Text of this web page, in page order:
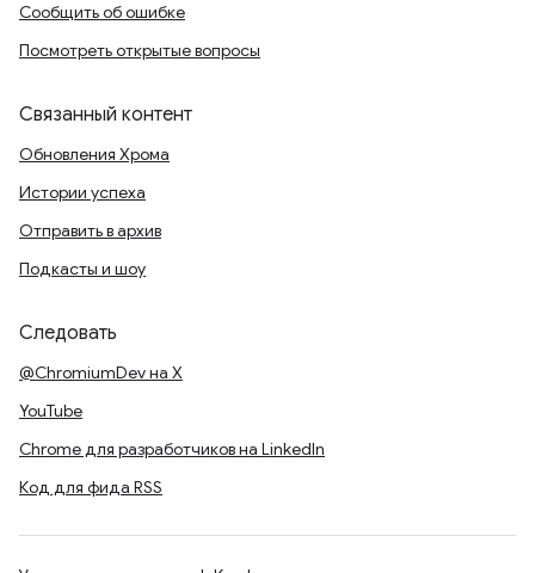
Сообщить об ошибке
Посмотреть открытые вопросы
Связанный контент
Обновления Хрома
Истории успеха
Отправить в архив
Подкасты и шоу
Следовать
@ChromiumDev на X
YouTube
Chrome для разработчиков на LinkedIn
Код для фида RSS